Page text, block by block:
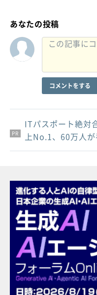
あなたの投稿
コメントをする
PR
PR
PR
ITパスポート絶対
上No.1、60万人